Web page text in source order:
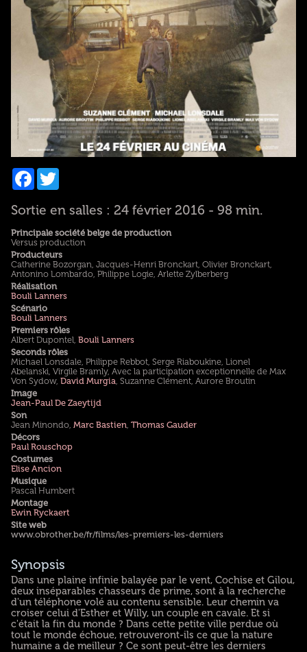
Facebook
Twitter
Sortie en salles : 24 février 2016 - 98 min.
Principale société belge de production
Versus production
Producteurs
Catherine Bozorgan, Jacques-Henri Bronckart, Olivier Bronckart,
Antonino Lombardo, Philippe Logie, Arlette Zylberberg
Réalisation
Bouli Lanners
Scénario
Bouli Lanners
Premiers rôles
Albert Dupontel, Bouli Lanners
Seconds rôles
Michael Lonsdale, Philippe Rebbot, Serge Riaboukine, Lionel
Abelanski, Virgile Bramly, Avec la participation exceptionnelle de Max
Von Sydow, David Murgia, Suzanne Clément, Aurore Broutin
Image
Jean-Paul De Zaeytijd
Son
Jean Minondo, Marc Bastien, Thomas Gauder
Décors
Paul Rouschop
Costumes
Elise Ancion
Musique
Pascal Humbert
Montage
Ewin Ryckaert
Site web
www.obrother.be/fr/films/les-premiers-les-derniers
Synopsis
Dans une plaine infinie balayée par le vent, Cochise et Gilou,
deux inséparables chasseurs de prime, sont à la recherche
d'un téléphone volé au contenu sensible. Leur chemin va
croiser celui d'Esther et Willy, un couple en cavale. Et si
c'était la fin du monde ? Dans cette petite ville perdue où
tout le monde échoue, retrouveront-ils ce que la nature
humaine a de meilleur ? Ce sont peut-être les derniers